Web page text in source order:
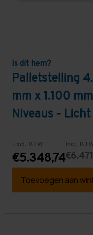
Is dit hem?
Palletstelling
mm x 1.100
Niveaus -
Excl. BTW
€5.348,74
Incl.
Toevoegen aan